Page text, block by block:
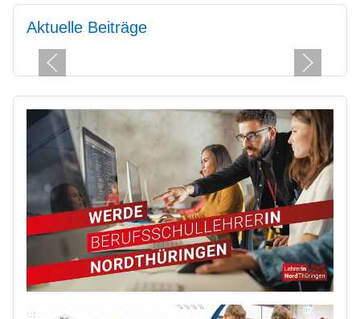
Aktuelle Beiträge